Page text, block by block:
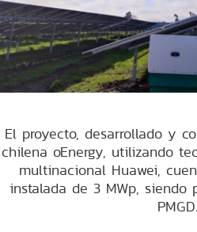
El proyecto, desarrollado y
chilena oEnergy, utilizando
multinacional Huawei,
instalada de 3 MWp, siendo
PMGD.